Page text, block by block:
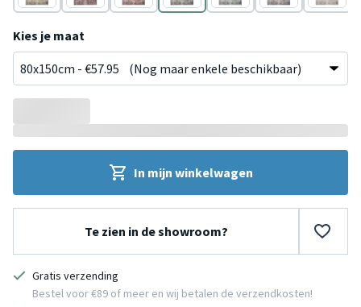
Geel Rood Rood Grijs Blauw Blauw Bruin
Kies je maat
In mijn winkelwagen
Te zien in de showroom?
Gratis verzending
Bestel voor €89 of meer en wij betalen de verzendkosten!